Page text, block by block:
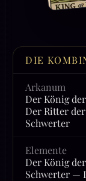
DIE
Arkanum
Der König
Der Ritter
Schwerter
Elemente
Der König
Schwerter —